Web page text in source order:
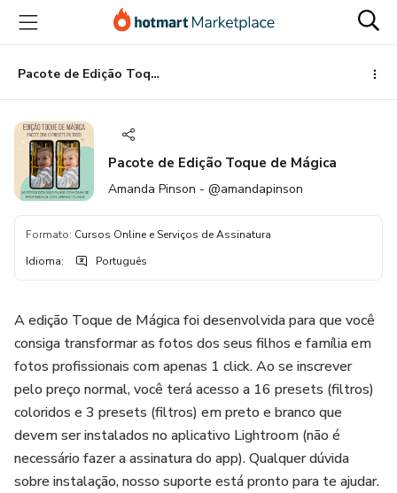
para
conteúdo
principal
para
pagamento
para
rodapé
Pacote de Edição Toque de Mágica
Pacote de Edição Toque de Mágica
Amanda Pinson - @amandapinson
Formato: Cursos Online e Serviços de Assinatura
Idioma: Português
A edição Toque de Mágica foi desenvolvida para que você
consiga transformar as fotos dos seus filhos e família em
fotos profissionais com apenas 1 click. Ao se inscrever
pelo preço normal, você terá acesso a 16 presets (filtros)
coloridos e 3 presets (filtros) em preto e branco que
devem ser instalados no aplicativo Lightroom (não é
necessário fazer a assinatura do app). Qualquer dúvida
sobre instalação, nosso suporte está pronto para te ajudar.